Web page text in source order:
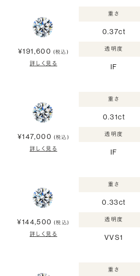
¥191,600 (税込)
詳しく見る
重さ
0.37ct
透明度
IF
¥147,000 (税込)
詳しく見る
重さ
0.31ct
透明度
IF
¥144,500 (税込)
詳しく見る
重さ
0.33ct
透明度
VVS1
重さ